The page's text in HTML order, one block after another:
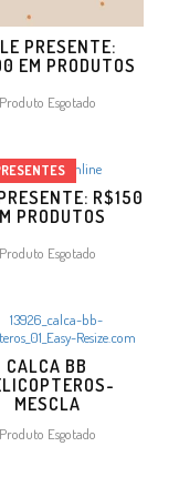
PRESENTE:
EM PRODUTOS
Produto Esgotado
R$150
PRODUTOS
Produto Esgotado
CALCA BB
MESCLA
Produto Esgotado